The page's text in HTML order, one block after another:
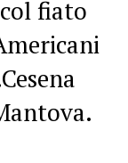
fiato